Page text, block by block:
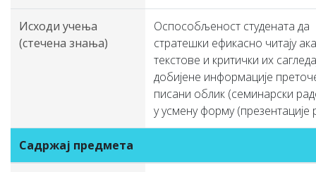
Исходи учења
(стечена знања)
Оспособљеност студената да
стратешки ефикасно читају
текстове и критички их
добијене информације
писани облик (семинарски
у усмену форму (презентације
Садржај предмета